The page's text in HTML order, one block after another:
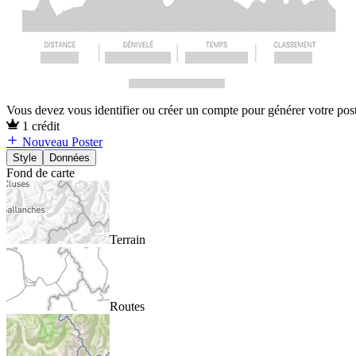
Vous devez vous identifier ou créer un compte pour générer votre
1 crédit
Nouveau Poster
Style Données
Fond de carte
Terrain
Routes